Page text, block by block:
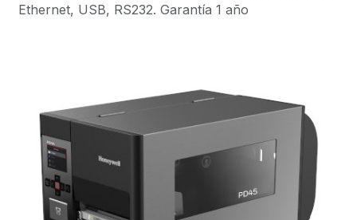
Ethernet, USB, RS232. Garantía 1 año